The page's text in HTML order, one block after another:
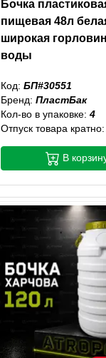
Бочка
пищевая 48л
широкая
воды
Код:БП#30551
Бренд:ПластБак
Кол-во в упаковке:4
Отпуск товара
В